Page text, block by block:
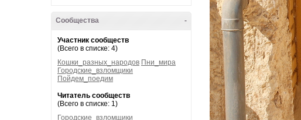
-
Сообщества
Участник сообществ
(Всего в списке: 4)
Кошки_разных_народов Пни_мира
Городские_взломщики
Пойдем_поедим
Читатель сообществ
(Всего в списке: 1)
Городские_взломщики